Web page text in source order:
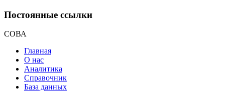
Постоянные ссылки
СОВА
Главная
О нас
Аналитика
Справочник
База данных